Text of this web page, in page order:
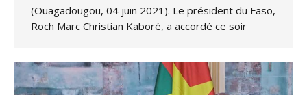
(Ouagadougou, 04 juin 2021). Le président du Faso,
Roch Marc Christian Kaboré, a accordé ce soir